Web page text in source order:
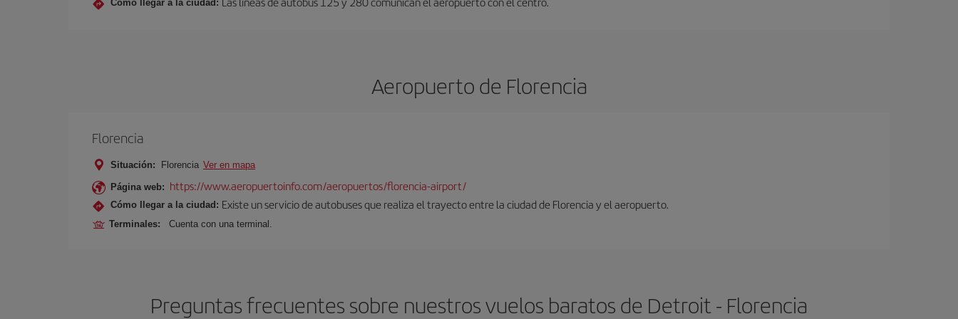
Cómo llegar a la ciudad:
Aeropuerto de Florencia
Florencia
Situación: Florencia Ver en mapa
Página web: https://www.aeropuertoinfo.com/aeropuertos/florencia-airport/
Cómo llegar a la ciudad: Existe un servicio de autobuses que realiza el trayecto entre la ciudad de Florencia y el aeropuerto.
Terminales: Cuenta con una terminal.
Preguntas frecuentes sobre nuestros vuelos baratos de Detroit - Florencia